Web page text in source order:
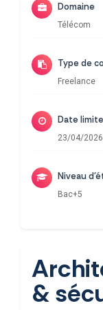
&
Domaine
Télécom
Type de
Freelance
Date limite
23/04/2026
Niveau
Bac+5